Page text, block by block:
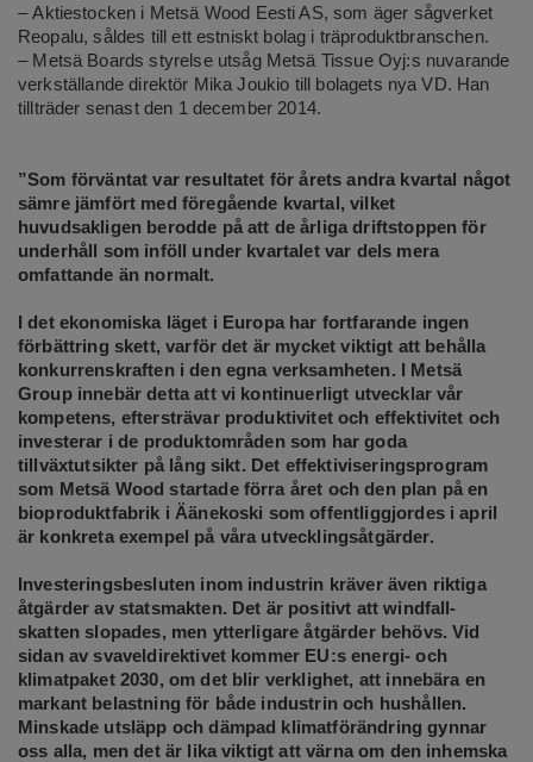
– Aktiestocken i Metsä Wood Eesti AS, som äger sågverket
Reopalu, såldes till ett estniskt bolag i träproduktbranschen.
– Metsä Boards styrelse utsåg Metsä Tissue Oyj:s nuvarande
verkställande direktör Mika Joukio till bolagets nya VD. Han
tillträder senast den 1 december 2014.
”Som förväntat var resultatet för årets andra kvartal något
sämre jämfört med föregående kvartal, vilket
huvudsakligen berodde på att de årliga driftstoppen för
underhåll som inföll under kvartalet var dels mera
omfattande än normalt.
I det ekonomiska läget i Europa har fortfarande ingen
förbättring skett, varför det är mycket viktigt att behålla
konkurrenskraften i den egna verksamheten. I Metsä
Group innebär detta att vi kontinuerligt utvecklar vår
kompetens, eftersträvar produktivitet och effektivitet och
investerar i de produktområden som har goda
tillväxtutsikter på lång sikt. Det effektiviseringsprogram
som Metsä Wood startade förra året och den plan på en
bioproduktfabrik i Äänekoski som offentliggjordes i april
är konkreta exempel på våra utvecklingsåtgärder.
Investeringsbesluten inom industrin kräver även riktiga
åtgärder av statsmakten. Det är positivt att windfall-
skatten slopades, men ytterligare åtgärder behövs. Vid
sidan av svaveldirektivet kommer EU:s energi- och
klimatpaket 2030, om det blir verklighet, att innebära en
markant belastning för både industrin och hushållen.
Minskade utsläpp och dämpad klimatförändring gynnar
oss alla, men det är lika viktigt att värna om den inhemska